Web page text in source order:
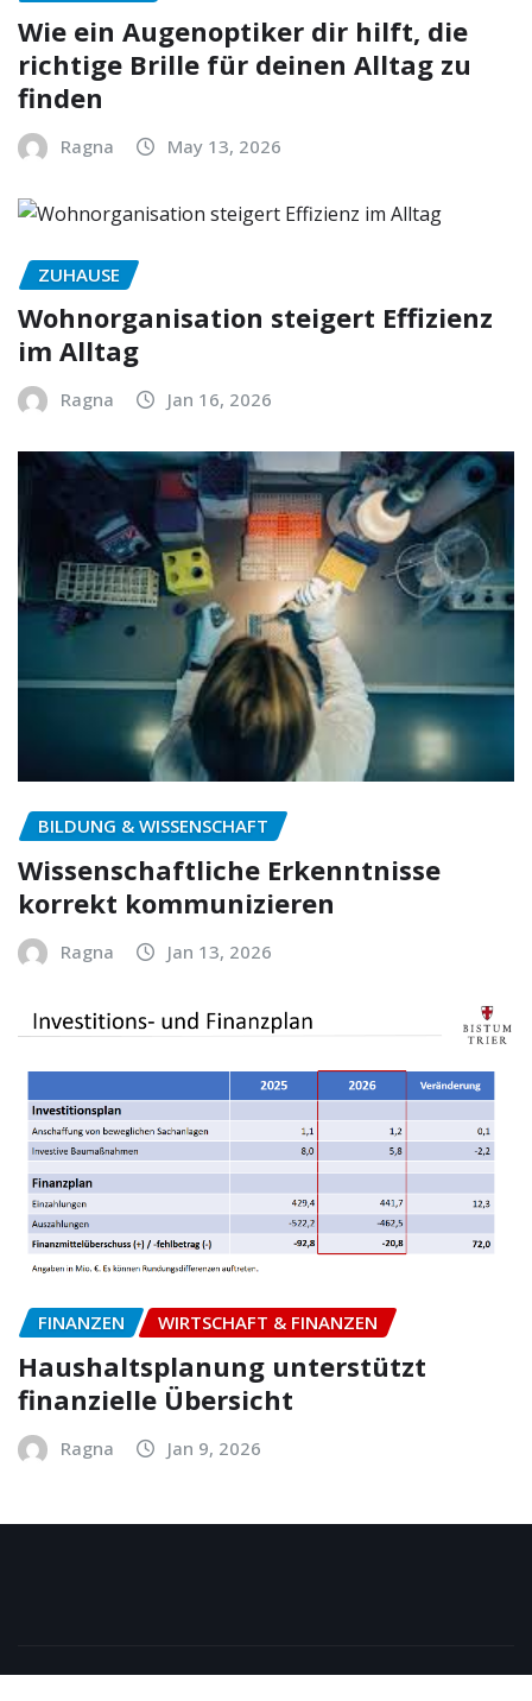
Wie ein Augenoptiker dir hilft, die
richtige Brille für deinen Alltag zu
finden
Ragna May 13, 2026
ZUHAUSE
Wohnorganisation steigert Effizienz
im Alltag
Ragna Jan 16, 2026
BILDUNG & WISSENSCHAFT
Wissenschaftliche Erkenntnisse
korrekt kommunizieren
Ragna Jan 13, 2026
FINANZEN WIRTSCHAFT & FINANZEN
Haushaltsplanung unterstützt
finanzielle Übersicht
Ragna Jan 9, 2026